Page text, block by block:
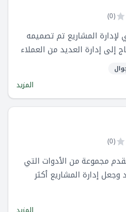
(
0
)
المشاريع تم تصميمه
إلى إدارة العديد من العملاء
يمكّن برنامجنا فرق خدمات
وفواتير مشاريعهم من أجل
أتمتة وإنتاجية وربحية أفضل. هنا في تيمورك ، جمعنا 70
ونال ثقة أكثر من
المزيد
(
0
)
يقدم مجموعة من الأدوات التي
إدارة المشاريع أكثر
مئات الآلاف من الفرق